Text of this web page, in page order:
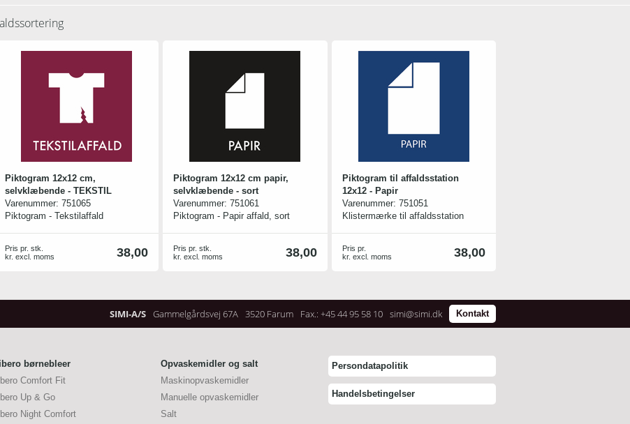
Piktogram 12x12 cm,
selvklæbende - TEKSTIL
Varenummer: 751065
Piktogram - Tekstilaffald
38,00
Pris pr. stk.
kr. excl. moms
Piktogram 12x12 cm papir,
selvklæbende - sort
Varenummer: 751061
Piktogram - Papir affald, sort
38,00
Pris pr. stk.
kr. excl. moms
Piktogram til affaldsstation
12x12 - Papir
Varenummer: 751051
Klistermærke til affaldsstation
38,00
Pris pr.
kr. excl. moms
Kontakt
simi@simi.dk
Fax.: +45 44 95 58 10
3520 Farum
Gammelgårdsvej 67A
SIMI-A/S
børnebleer
Comfort Fit
Up & Go
Night Comfort
Opvaskemidler og salt
Maskinopvaskemidler
Manuelle opvaskemidler
Salt
Persondatapolitik
Handelsbetingelser